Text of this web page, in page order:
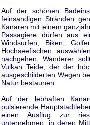
Auf der schönen
feinsandigen Stränden
Kanaren mit einem
Passagiere dürfen aus
Windsurfen, Biken,
Hochseefischen
nachgehen. Wanderer
Vulkan Teide, der der
ausgeschilderten Wegen
Natur bestaunen.
Auf der lebhaften
pulsierende
einen Ausflug zur
unternehmen, in deren